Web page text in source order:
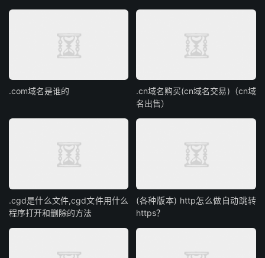
.com域名是谁的
.cn域名购买(cn域名交易)（cn域
名出售）
.cgd是什么文件,cgd文件用什么
程序打开和删除的方法
(各种版本) http怎么做自动跳转
https？